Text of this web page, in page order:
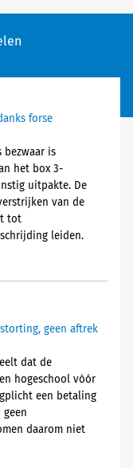
forse
bezwaar is
het box 3-
uitpakte. De
van de
tot
leiden.
geen aftrek
dat de
hogeschool vóór
een betaling
geen
daarom niet